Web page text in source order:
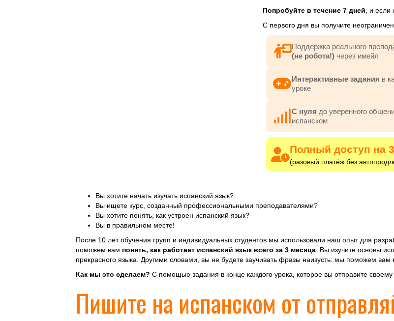
Попробуйте в течение 7 дней , и
С первого дня вы получите
Поддержка реального
(не робота!)через имейл
Интерактивные задания в
уроке
C нуля до уверенного
испанском
Полный доступ на
(разовый платёж без
Вы хотите начать изучать испанский язык?
Вы ищете курс, созданный профессиональными преподавателями?
Вы хотите понять, как устроен испанский язык?
Вы в правильном месте!
После 10 лет обучения групп и индивидуальных студентов мы использовали наш опыт для
поможем вам понять, как работает испанский язык всего за 3 месяца . Вы изучите основы
прекрасного языка. Другими словами, вы не будете заучивать фразы наизусть: мы поможем вам
Как мы это сделаем? С помощью задания в конце каждого урока, которое вы отправите
Пишите на испанском от